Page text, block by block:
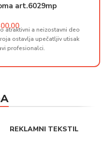
art.6029mp
atraktivni a neizostavni deo
ostavlja upečatljiv utisak
profesionalci.
REKLAMNI TEKSTIL